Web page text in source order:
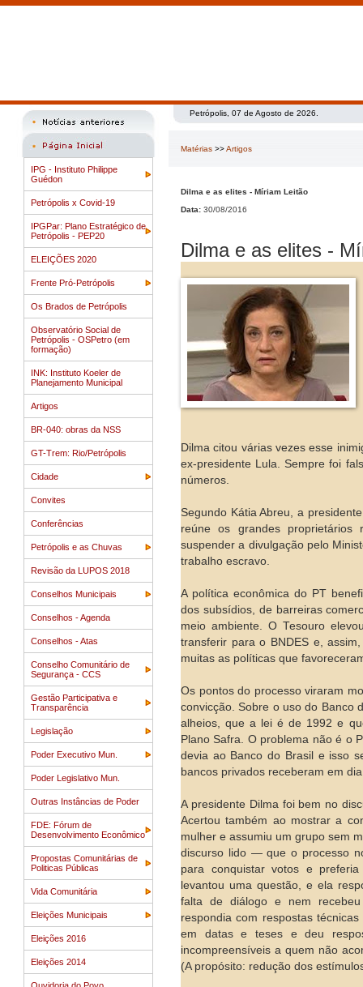
IPG - Instituto Philippe
Guédon
Petrópolis x Covid-19
IPGPar: Plano Estratégico de
Petrópolis - PEP20
ELEIÇÕES 2020
Frente Pró-Petrópolis
Os Brados de Petrópolis
Observatório Social de
Petrópolis - OSPetro (em
formação)
INK: Instituto Koeler de
Planejamento Municipal
Artigos
BR-040: obras da NSS
GT-Trem: Rio/Petrópolis
Cidade
Convites
Conferências
Petrópolis e as Chuvas
Revisão da LUPOS 2018
Conselhos Municipais
Conselhos - Agenda
Conselhos - Atas
Conselho Comunitário de
Segurança - CCS
Gestão Participativa e
Transparência
Legislação
Poder Executivo Mun.
Poder Legislativo Mun.
Outras Instâncias de Poder
FDE: Fórum de
Desenvolvimento Econômico
Propostas Comunitárias de
Politicas Públicas
Vida Comunitária
Eleições Municipais
Eleições 2016
Eleições 2014
Petrópolis, 07 de Agosto de 2026.
Matérias >>Artigos
Dilma e as elites - Míriam Leitão
Data: 30/08/2016
Dilma e as elites -
Dilma citou várias vezes esse
ex-presidente Lula. Sempre foi
números.
Segundo Kátia Abreu, a
reúne os grandes
suspender a divulgação pelo
trabalho escravo.
A política econômica do PT
dos subsídios, de barreiras
meio ambiente. O Tesouro
transferir para o BNDES e,
muitas as políticas que
Os pontos do processo viraram
convicção. Sobre o uso do Banco
alheios, que a lei é de 1992 e
Plano Safra. O problema não é o
devia ao Banco do Brasil e isso
bancos privados receberam em
A presidente Dilma foi bem no
Acertou também ao mostrar a
mulher e assumiu um grupo sem
discurso lido — que o processo
para conquistar votos e
levantou uma questão, e ela
falta de diálogo e nem
respondia com respostas
em datas e teses e deu
incompreensíveis a quem não
(A propósito: redução dos